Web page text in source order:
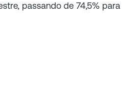
passando de 74,5% para